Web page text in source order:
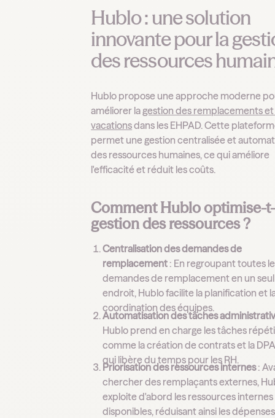
Hublo : une solution
innovante pour la
des ressources
Hublo propose une approche moderne
améliorer lagestion des remplacements
vacationsdans les EHPAD. Cette
permet une gestion centralisée et
des ressources humaines, ce qui améliore
l'efficacité et réduit les coûts.
Comment Hublo optimise-
gestion des ressources ?
Centralisation des demandes de
remplacement : En regroupant toutes
demandes de remplacement en un seul
endroit, Hublo facilite la planification et
coordination des équipes.
Automatisation des tâches
Hublo prend en charge les tâches
comme la création de contrats et la
qui libère du temps pour les RH.
Priorisation des ressources internes:
chercher des remplaçants externes,
exploite d'abord les ressources internes
disponibles, réduisant ainsi les